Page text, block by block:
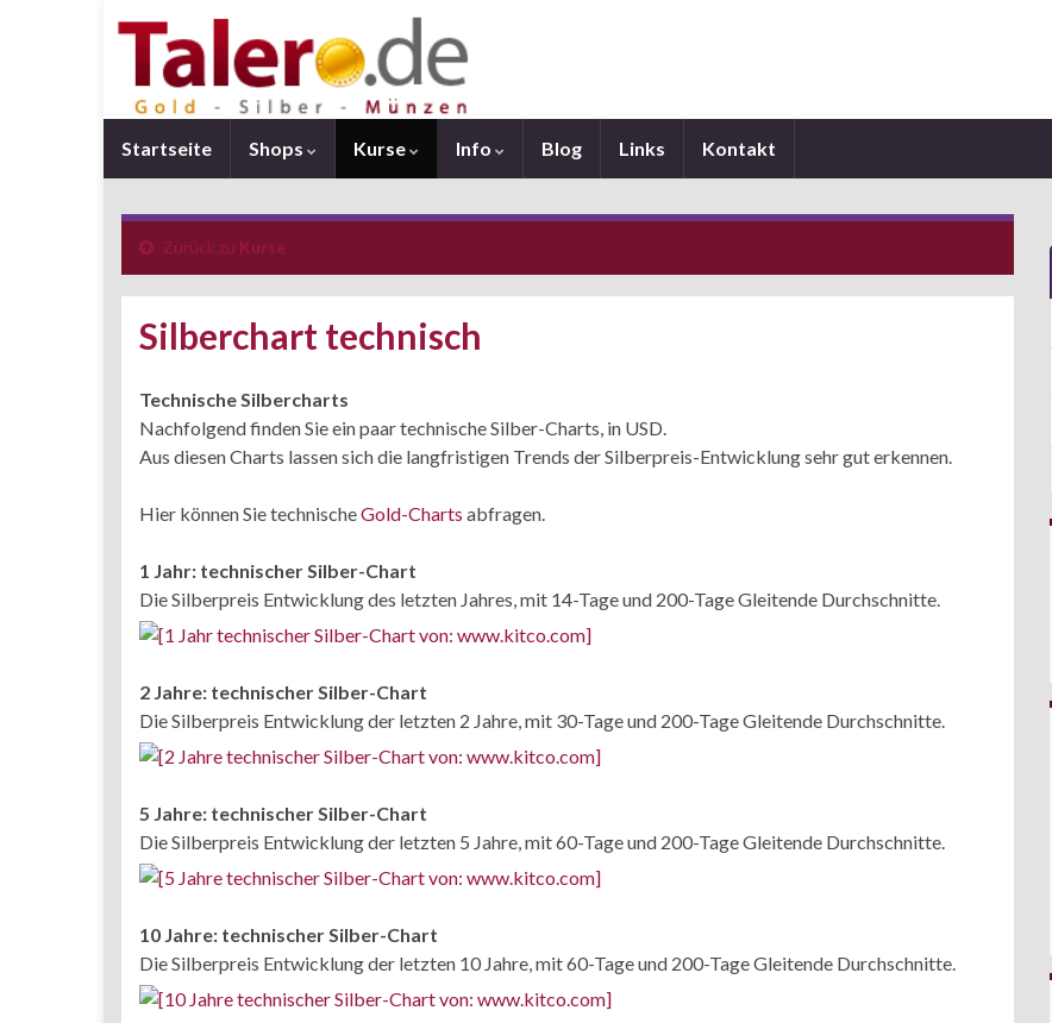
Startseite Shops Kurse Info Blog Links Kontakt
Zurück zu Kurse
Silberchart technisch
Technische Silbercharts
Nachfolgend finden Sie ein paar technische Silber-Charts, in USD.
Aus diesen Charts lassen sich die langfristigen Trends der Silberpreis-Entwicklung sehr gut erkennen.
Hier können Sie technischeGold-Charts abfragen.
1 Jahr: technischer Silber-Chart
Die Silberpreis Entwicklung des letzten Jahres, mit 14-Tage und 200-Tage Gleitende Durchschnitte.
2 Jahre: technischer Silber-Chart
Die Silberpreis Entwicklung der letzten 2 Jahre, mit 30-Tage und 200-Tage Gleitende Durchschnitte.
5 Jahre: technischer Silber-Chart
Die Silberpreis Entwicklung der letzten 5 Jahre, mit 60-Tage und 200-Tage Gleitende Durchschnitte.
10 Jahre: technischer Silber-Chart
Die Silberpreis Entwicklung der letzten 10 Jahre, mit 60-Tage und 200-Tage Gleitende Durchschnitte.